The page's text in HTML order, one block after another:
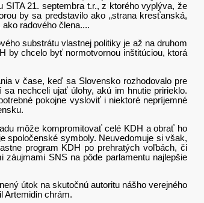
21. septembra t.r., z ktorého vyplýva, že
by sa predstavilo ako „strana kresťanská,
radového člena....
substrátu vlastnej politiky je až na druhom
by chcelo byť normotvornou inštitúciou, ktorá
v čase, keď sa Slovensko rozhodovalo pre
nechceli ujať úlohy, akú im hnutie pririeklo.
pokojne vysloviť i niektoré nepríjemné
môže kompromitovať celé KDH a obrať ho
spoločenské symboly. Neuvedomuje si však,
program KDH po prehratých voľbách, či
SNS na pôde parlamentu najlepšie
útok na skutočnú autoritu nášho verejného
Artemidin chrám.